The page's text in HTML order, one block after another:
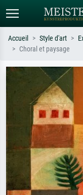
Recherchez par artiste, titre
ex. Monet, Nuit
impressionnisme, vague
nu.
Accueil Style d'art
Choral et paysage